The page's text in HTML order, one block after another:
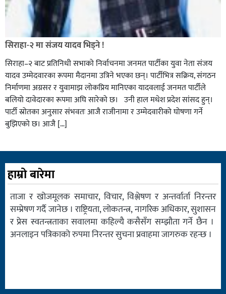
सिराहा-२ मा संजय यादव भिड्ने !
सिराहा–२ बाट प्रतिनिधी सभाको निर्वाचनमा जनमत पार्टीका युवा नेता संजय
यादव उम्मेदवारका रूपमा मैदानमा उत्रिने भएका छन्। पार्टीभित्र सक्रिय, संगठन
निर्माणमा अग्रसर र युवामाझ लोकप्रिय मानिएका यादवलाई जनमत पार्टीले
बलियो दावेदारका रूपमा अघि सारेको छ। उनी हाल मधेश प्रदेश सांसद हुन्।
पार्टी स्रोतका अनुसार संभवतः आजै राजीनामा र उम्मेदवारीको घोषणा गर्ने
बुझिएको छ। आजै […]
हाम्रो बारेमा
ताजा र खोजमूलक समाचार, विचार, विश्लेषण र अन्तर्वार्ता निरन्तर
सम्प्रेषण गर्दै जानेछ । राष्ट्रियता, लोकतन्त्र, नागरिक अधिकार, सुशासन
र प्रेस स्वतन्त्रताका सवालमा कहिल्यै कसैसँग सम्झौता गर्ने छैन ।
अनलाइन पत्रिकाको रुपमा निरन्तर सुचना प्रवाहमा जागरुक रहन्छ ।